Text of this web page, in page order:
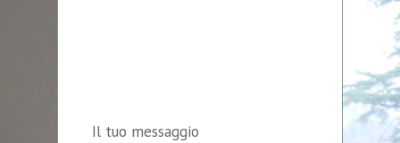
Il tuo messaggio